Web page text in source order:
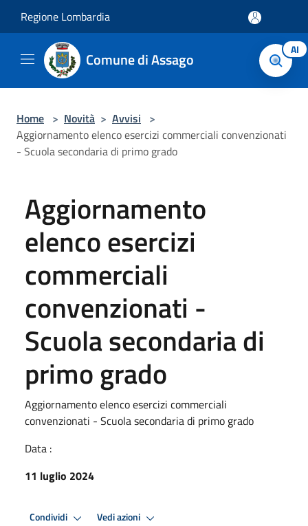
Regione Lombardia
Comune di Assago AI
Home > Novità > Avvisi >
Aggiornamento elenco esercizi commerciali convenzionati
- Scuola secondaria di primo grado
Aggiornamento
elenco esercizi
commerciali
convenzionati -
Scuola secondaria di
primo grado
Aggiornamento elenco esercizi commerciali
convenzionati - Scuola secondaria di primo grado
Data :
11 luglio 2024
Condividi Vedi azioni